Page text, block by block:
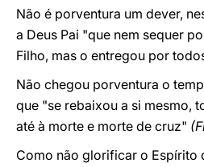
Não é porventura um dever,
a Deus Pai "que nem sequer
Filho, mas o entregou por
Não chegou porventura o
que "se rebaixou a si mesmo,
até à morte e morte de cruz"
Como não glorificar o Espírito